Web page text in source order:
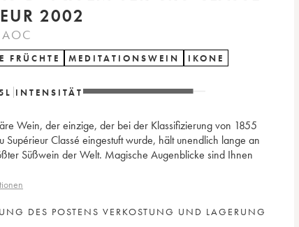
2002
FRÜCHTE MEDITATIONSWEIN IKONE
L INTENSITÄT
Wein, der einzige, der bei der Klassifizierung von 1855
Supérieur Classé eingestuft wurde, hält unendlich lange an
Süßwein der Welt. Magische Augenblicke sind Ihnen
DES POSTENS VERKOSTUNG UND LAGERUNG